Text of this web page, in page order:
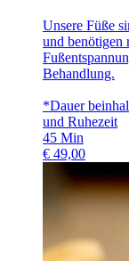
Unsere Füße
und benötigen
Behandlung.
*Dauer
und Ruhezeit
45 Min
€ 49,00